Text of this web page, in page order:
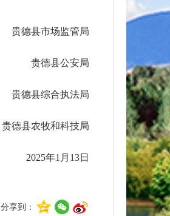
贵德县市场监管局
贵德县公安局
贵德县综合执法局
贵德县农牧和科技局
2025年1月13日
分享到：